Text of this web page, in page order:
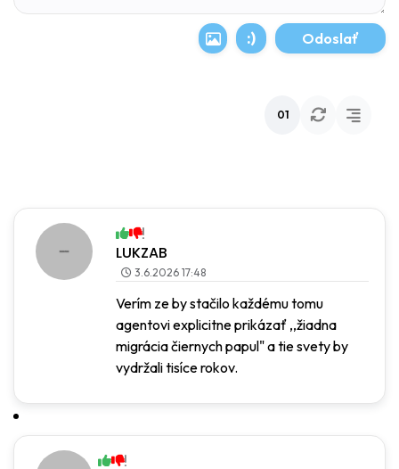
:)
01
LUKZAB
3.6.2026 17:48
Verím ze by stačilo každému tomu
agentovi explicitne prikázať ,,žiadna
migrácia čiernych papul" a tie svety by
vydržali tisíce rokov.